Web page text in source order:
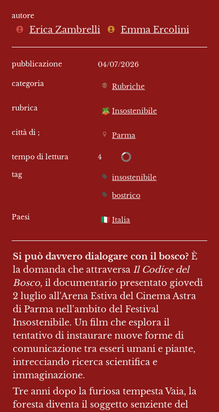
autore
Erica Zambrelli Emma Ercolini
pubblicazione 04/07/2026
categoria Rubriche
rubrica 🪴 Insostenibile
città di ; Parma
tempo di lettura 4
tag insostenibile
bostrico
Paesi 🇮🇹 Italia
Si può davvero dialogare con il bosco? È
la domanda che attraversa Il Codice del
Bosco, il documentario presentato giovedì
2 luglio all'Arena Estiva del Cinema Astra
di Parma nell'ambito del Festival
Insostenibile. Un film che esplora il
tentativo di instaurare nuove forme di
comunicazione tra esseri umani e piante,
intrecciando ricerca scientifica e
immaginazione.
Tre anni dopo la furiosa tempesta Vaia, la
foresta diventa il soggetto senziente del